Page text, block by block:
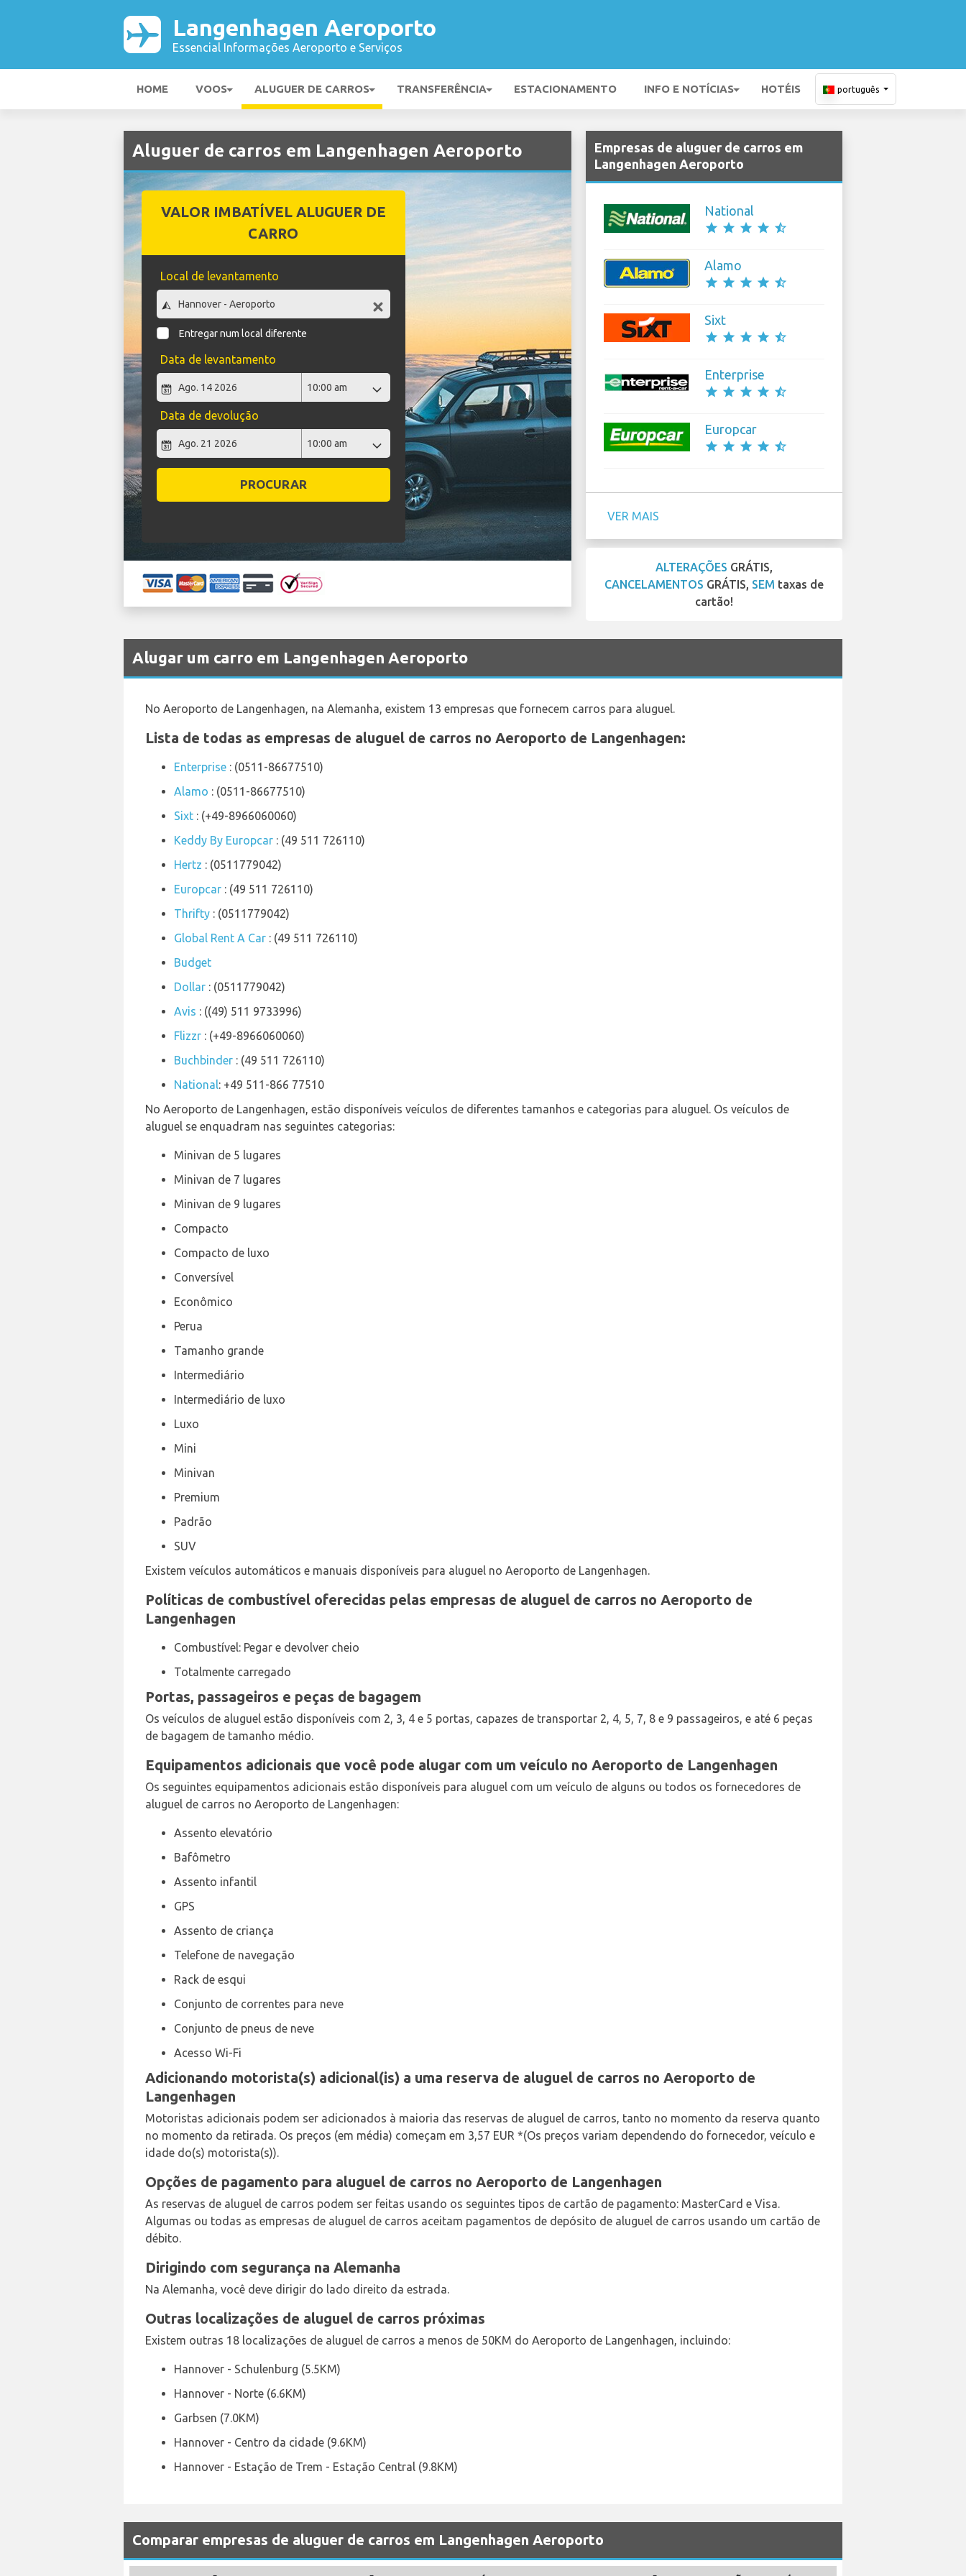
Langenhagen Aeroporto
Essencial Informações Aeroporto e Serviços
HOME VOOS ALUGUER DE CARROS TRANSFERÊNCIA ESTACIONAMENTO INFO E NOTÍCIAS HOTÉIS português
Aluguer de carros em Langenhagen Aeroporto
VALOR IMBATÍVEL ALUGUER DE
CARRO
Local de levantamento
Entregar num local diferente
Data de levantamento
Data de devolução
PROCURAR
Empresas de aluguer de carros em
Langenhagen Aeroporto
National
star star star star star_half
Alamo
star star star star star_half
Sixt
star star star star star_half
Enterprise
star star star star star_half
Europcar
star star star star star_half
VER MAIS
ALTERAÇÕES GRÁTIS,
CANCELAMENTOS GRÁTIS, SEM taxas de
cartão!
Alugar um carro em Langenhagen Aeroporto
No Aeroporto de Langenhagen, na Alemanha, existem 13 empresas que fornecem carros para aluguel.
Lista de todas as empresas de aluguel de carros no Aeroporto de Langenhagen:
Enterprise : (0511-86677510)
Alamo : (0511-86677510)
Sixt : (+49-8966060060)
Keddy By Europcar : (49 511 726110)
Hertz : (0511779042)
Europcar : (49 511 726110)
Thrifty : (0511779042)
Global Rent A Car : (49 511 726110)
Budget
Dollar : (0511779042)
Avis : ((49) 511 9733996)
Flizzr : (+49-8966060060)
Buchbinder : (49 511 726110)
National: +49 511-866 77510
No Aeroporto de Langenhagen, estão disponíveis veículos de diferentes tamanhos e categorias para aluguel. Os veículos de
aluguel se enquadram nas seguintes categorias:
Minivan de 5 lugares
Minivan de 7 lugares
Minivan de 9 lugares
Compacto
Compacto de luxo
Conversível
Econômico
Perua
Tamanho grande
Intermediário
Intermediário de luxo
Luxo
Mini
Minivan
Premium
Padrão
SUV
Existem veículos automáticos e manuais disponíveis para aluguel no Aeroporto de Langenhagen.
Políticas de combustível oferecidas pelas empresas de aluguel de carros no Aeroporto de
Langenhagen
Combustível: Pegar e devolver cheio
Totalmente carregado
Portas, passageiros e peças de bagagem
Os veículos de aluguel estão disponíveis com 2, 3, 4 e 5 portas, capazes de transportar 2, 4, 5, 7, 8 e 9 passageiros, e até 6 peças
de bagagem de tamanho médio.
Equipamentos adicionais que você pode alugar com um veículo no Aeroporto de Langenhagen
Os seguintes equipamentos adicionais estão disponíveis para aluguel com um veículo de alguns ou todos os fornecedores de
aluguel de carros no Aeroporto de Langenhagen:
Assento elevatório
Bafômetro
Assento infantil
GPS
Assento de criança
Telefone de navegação
Rack de esqui
Conjunto de correntes para neve
Conjunto de pneus de neve
Acesso Wi-Fi
Adicionando motorista(s) adicional(is) a uma reserva de aluguel de carros no Aeroporto de
Langenhagen
Motoristas adicionais podem ser adicionados à maioria das reservas de aluguel de carros, tanto no momento da reserva quanto
no momento da retirada. Os preços (em média) começam em 3,57 EUR *(Os preços variam dependendo do fornecedor, veículo e
idade do(s) motorista(s)).
Opções de pagamento para aluguel de carros no Aeroporto de Langenhagen
As reservas de aluguel de carros podem ser feitas usando os seguintes tipos de cartão de pagamento: MasterCard e Visa.
Algumas ou todas as empresas de aluguel de carros aceitam pagamentos de depósito de aluguel de carros usando um cartão de
débito.
Dirigindo com segurança na Alemanha
Na Alemanha, você deve dirigir do lado direito da estrada.
Outras localizações de aluguel de carros próximas
Existem outras 18 localizações de aluguel de carros a menos de 50KM do Aeroporto de Langenhagen, incluindo:
Hannover - Schulenburg (5.5KM)
Hannover - Norte (6.6KM)
Garbsen (7.0KM)
Hannover - Centro da cidade (9.6KM)
Hannover - Estação de Trem - Estação Central (9.8KM)
Comparar empresas de aluguer de carros em Langenhagen Aeroporto